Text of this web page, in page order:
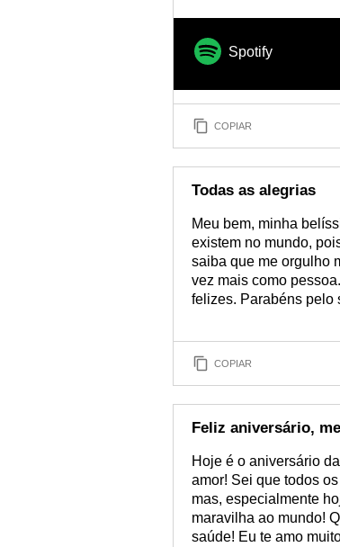
Spotify
COPIAR
Todas as alegrias
Meu bem, minha
existem no mundo,
saiba que me orgulho
vez mais como
felizes. Parabéns pelo
COPIAR
Feliz aniversário,
Hoje é o aniversário
amor! Sei que todos
mas, especialmente
maravilha ao mundo!
saúde! Eu te amo